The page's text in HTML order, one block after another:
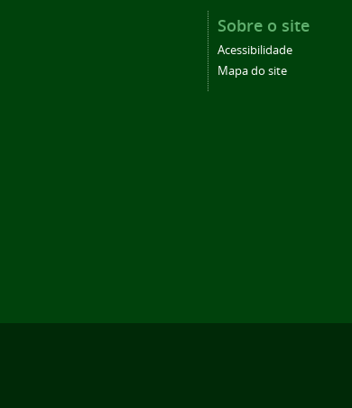
Sobre o site
Acessibilidade
Mapa do site